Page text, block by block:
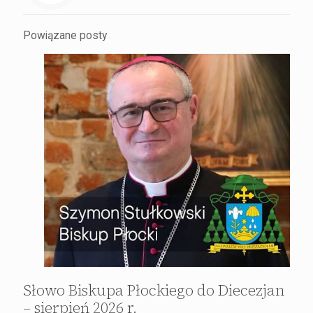
Powiązane posty
Słowo Biskupa Płockiego do Diecezjan
– sierpień 2026 r.